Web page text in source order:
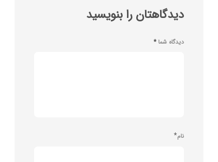
دیدگاهتان را بنویسید
دیدگاه شما*
نام*